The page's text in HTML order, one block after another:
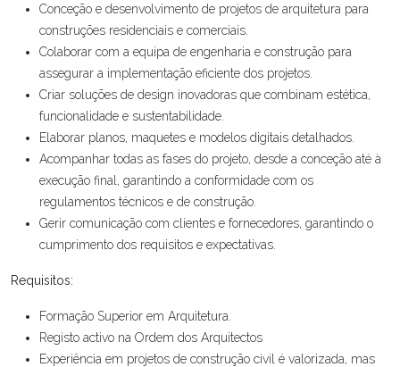
Conceção e desenvolvimento de projetos de arquitetura para
construções residenciais e comerciais.
Colaborar com a equipa de engenharia e construção para
assegurar a implementação eficiente dos projetos.
Criar soluções de design inovadoras que combinam estética,
funcionalidade e sustentabilidade.
Elaborar planos, maquetes e modelos digitais detalhados.
Acompanhar todas as fases do projeto, desde a conceção até à
execução final, garantindo a conformidade com os
regulamentos técnicos e de construção.
Gerir comunicação com clientes e fornecedores, garantindo o
cumprimento dos requisitos e expectativas.
Requisitos:
Formação Superior em Arquitetura.
Registo activo na Ordem dos Arquitectos
Experiência em projetos de construção civil é valorizada, mas